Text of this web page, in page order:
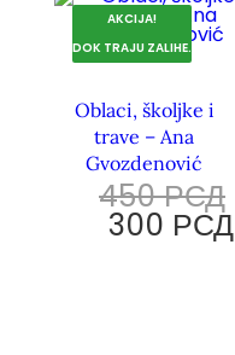
AKCIJA!
DOK TRAJU ZALIHE.
Oblaci, školjke i
trave – Ana
Gvozdenović
450РСД
300 РСД